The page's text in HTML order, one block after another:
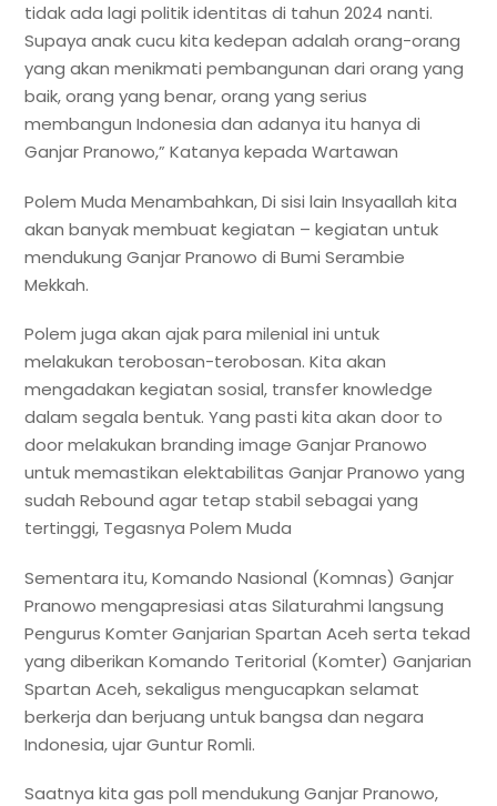
tidak ada lagi politik identitas di tahun 2024 nanti.
Supaya anak cucu kita kedepan adalah orang-orang
yang akan menikmati pembangunan dari orang yang
baik, orang yang benar, orang yang serius
membangun Indonesia dan adanya itu hanya di
Ganjar Pranowo,” Katanya kepada Wartawan
Polem Muda Menambahkan, Di sisi lain Insyaallah kita
akan banyak membuat kegiatan – kegiatan untuk
mendukung Ganjar Pranowo di Bumi Serambie
Mekkah.
Polem juga akan ajak para milenial ini untuk
melakukan terobosan-terobosan. Kita akan
mengadakan kegiatan sosial, transfer knowledge
dalam segala bentuk. Yang pasti kita akan door to
door melakukan branding image Ganjar Pranowo
untuk memastikan elektabilitas Ganjar Pranowo yang
sudah Rebound agar tetap stabil sebagai yang
tertinggi, Tegasnya Polem Muda
Sementara itu, Komando Nasional (Komnas) Ganjar
Pranowo mengapresiasi atas Silaturahmi langsung
Pengurus Komter Ganjarian Spartan Aceh serta tekad
yang diberikan Komando Teritorial (Komter) Ganjarian
Spartan Aceh, sekaligus mengucapkan selamat
berkerja dan berjuang untuk bangsa dan negara
Indonesia, ujar Guntur Romli.
Saatnya kita gas poll mendukung Ganjar Pranowo,